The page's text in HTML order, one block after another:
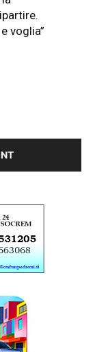
voglia”